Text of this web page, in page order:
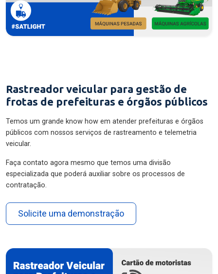
Rastreador veicular para gestão de
frotas de prefeituras e órgãos públicos
Temos um grande know how em atender prefeituras e órgãos
públicos com nossos serviços de rastreamento e telemetria
veicular.
Faça contato agora mesmo que temos uma divisão
especializada que poderá auxiliar sobre os processos de
contratação.
Solicite uma demonstração